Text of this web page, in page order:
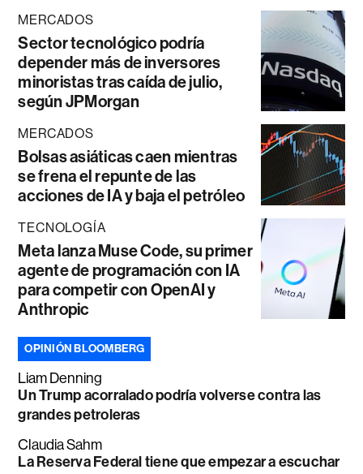
MERCADOS
Sector tecnológico podría
depender más de inversores
minoristas tras caída de julio,
según JPMorgan
MERCADOS
Bolsas asiáticas caen mientras
se frena el repunte de las
acciones de IA y baja el petróleo
TECNOLOGÍA
Meta lanza Muse Code, su primer
agente de programación con IA
para competir con OpenAI y
Anthropic
OPINIÓN BLOOMBERG
Liam Denning
Un Trump acorralado podría volverse contra las
grandes petroleras
Claudia Sahm
La Reserva Federal tiene que empezar a escuchar